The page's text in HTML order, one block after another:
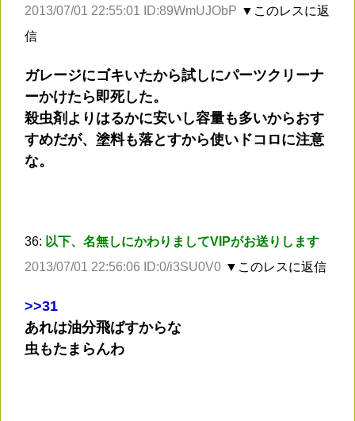
2013/07/01 22:55:01 ID:89WmUJObP ▼このレスに返
信
ガレージにゴキいたから試しにパーツクリーナ
ーかけたら即死した。
殺虫剤よりはるかに安いし容量も多いからおす
すめだが、塗料も落とすから使いドコロに注意
な。
36: 以下、名無しにかわりましてVIPがお送りします
2013/07/01 22:56:06 ID:0/i3SU0V0 ▼このレスに返信
>>31
あれは油分飛ばすからな
虫もたまらんわ